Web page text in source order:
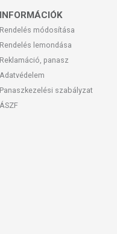
ennek ellenére a
információkat is) csak
adódóan. A friss,
INFORMÁCIÓK
Rendelés módosítása
Rendelés lemondása
Reklamáció, panasz
Adatvédelem
Panaszkezelési szabályzat
ÁSZF